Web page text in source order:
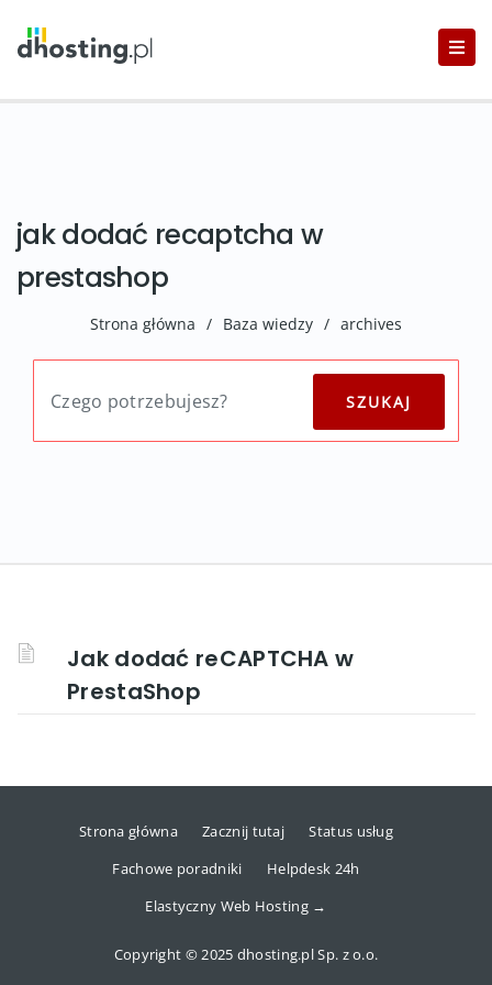
jak dodać recaptcha w
prestashop
Strona główna / Baza wiedzy / archives
Jak dodać reCAPTCHA w
PrestaShop
Strona główna Zacznij tutaj
Status usług
Fachowe poradniki
Helpdesk 24h
Elastyczny Web Hosting →
Copyright © 2025 dhosting.pl Sp. z o.o.